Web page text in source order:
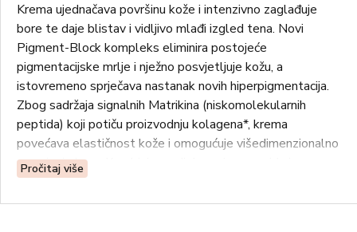
Krema ujednačava površinu kože i intenzivno zaglađuje
bore te daje blistav i vidljivo mlađi izgled tena. Novi
Pigment-Block kompleks eliminira postojeće
pigmentacijske mrlje i nježno posvjetljuje kožu, a
istovremeno sprječava nastanak novih hiperpigmentacija.
Zbog sadržaja signalnih Matrikina (niskomolekularnih
peptida) koji potiču proizvodnju kolagena*, krema
povećava elastičnost kože i omogućuje višedimenzionalno
smanjenje bora. Kombinirano djelovanje ceramida i
emolijensa sprječava gubitak vlage i koži daje jedinstvenu
glatkoću i mekoću. Krema je savršena podloga za šminku.
Pročitaj više